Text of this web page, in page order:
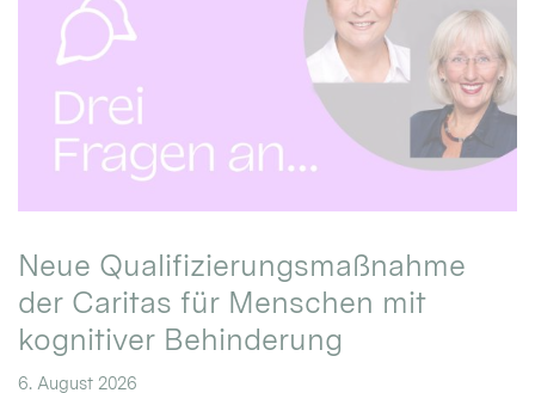
Neue Qualifizierungsmaßnahme
der Caritas für Menschen mit
kognitiver Behinderung
6. August 2026